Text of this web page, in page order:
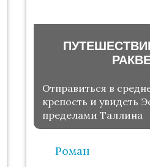
Отправиться в
крепость и увидеть
пределами Таллина
Роман